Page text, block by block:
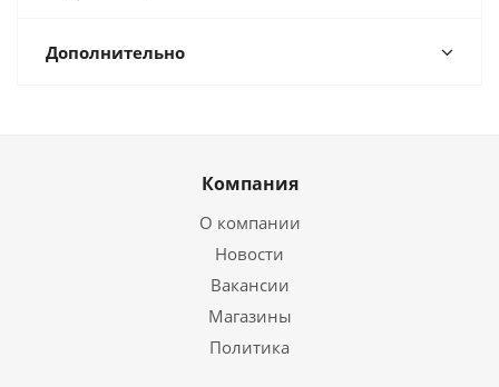
Дополнительно
Компания
О компании
Новости
Вакансии
Магазины
Политика